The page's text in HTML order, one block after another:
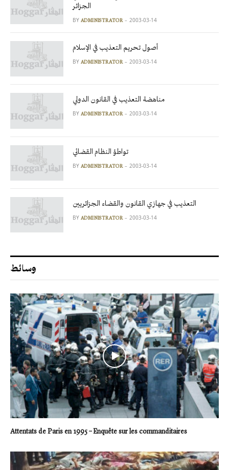
الجزائر
BY ADMINISTRATOR 2003-03-14
أصول تحريم التعذيب في الإسلام
BY ADMINISTRATOR 2003-03-14
مناهضة التعذيب في القانون الدولي
BY ADMINISTRATOR 2003-03-14
تواطؤ النظام القضائي
BY ADMINISTRATOR 2003-03-14
التعذيب في جهازي القانون والقضاء الجزائريين
BY ADMINISTRATOR 2003-03-14
وسائط
Attentats de Paris en 1995 – Enquête sur les commanditaires